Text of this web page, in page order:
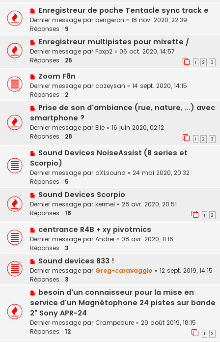
Enregistreur de poche Tentacle sync track e
Dernier message par bengeron « 18 nov. 2020, 22:39
Réponses : 9
Enregistreur multipistes pour mixette /
Dernier message par Foxp2 « 06 oct. 2020, 14:57
Réponses : 26 1 2 3
Zoom F8n
Dernier message par cazeysan « 14 sept. 2020, 14:15
Réponses : 2
Prise de son d'ambiance (rue, nature, ...) avec
smartphone ?
Dernier message par Elie « 16 juin 2020, 02:12
Réponses : 28 1 2 3
Sound Devices NoiseAssist (8 series et
Scorpio)
Dernier message par aXLsound « 24 mai 2020, 20:32
Réponses : 5
Sound Devices Scorpio
Dernier message par kermel « 28 avr. 2020, 20:51
Réponses : 18 1 2
centrance R4B + xy pivotmics
Dernier message par Andreï « 08 avr. 2020, 11:16
Réponses : 3
Sound devices 833 !
Dernier message par Greg-caravaggio « 12 sept. 2019, 14:15
Réponses : 3
besoin d'un connaisseur pour la mise en
service d'un Magnétophone 24 pistes sur bande
2" Sony APR-24
Dernier message par Crampedure « 20 août 2019, 18:15
Réponses : 12 1 2